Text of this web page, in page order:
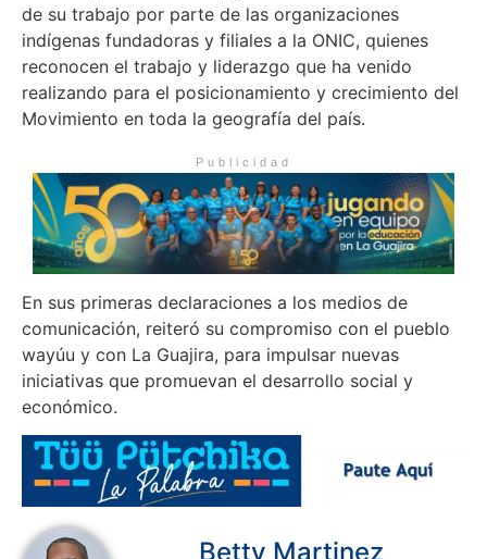
de su trabajo por parte de las organizaciones
indígenas fundadoras y filiales a la ONIC, quienes
reconocen el trabajo y liderazgo que ha venido
realizando para el posicionamiento y crecimiento del
Movimiento en toda la geografía del país.
Publicidad
En sus primeras declaraciones a los medios de
comunicación, reiteró su compromiso con el pueblo
wayúu y con La Guajira, para impulsar nuevas
iniciativas que promuevan el desarrollo social y
económico.
Betty Martinez